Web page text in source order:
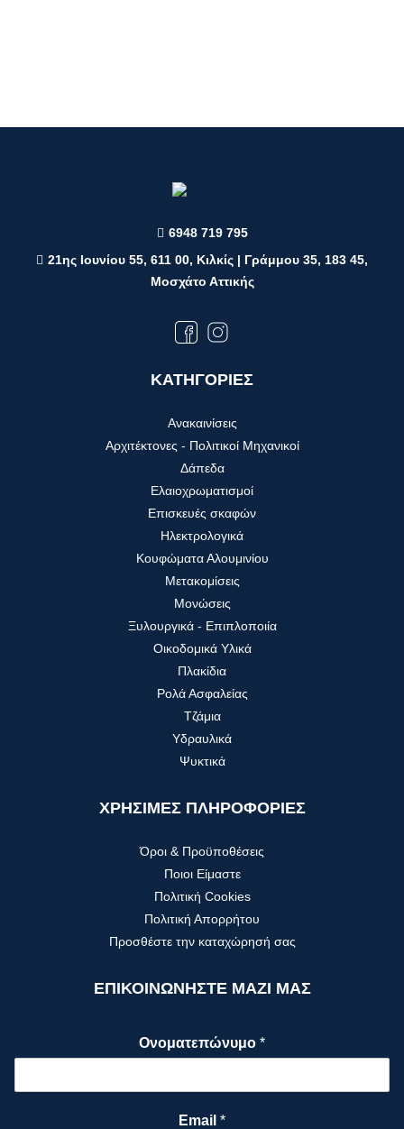
6948 719 795
21ης Ιουνίου 55, 611 00, Κιλκίς | Γράμμου 35, 183 45,
Μοσχάτο Αττικής
ΚΑΤΗΓΟΡΙΕΣ
Ανακαινίσεις
Αρχιτέκτονες - Πολιτικοί Μηχανικοί
Δάπεδα
Ελαιοχρωματισμοί
Επισκευές σκαφών
Ηλεκτρολογικά
Κουφώματα Αλουμινίου
Μετακομίσεις
Μονώσεις
Ξυλουργικά - Επιπλοποιία
Οικοδομικά Υλικά
Πλακίδια
Ρολά Ασφαλείας
Τζάμια
Υδραυλικά
Ψυκτικά
ΧΡΗΣΙΜΕΣ ΠΛΗΡΟΦΟΡΙΕΣ
Όροι & Προϋποθέσεις
Ποιοι Είμαστε
Πολιτική Cookies
Πολιτική Απορρήτου
Προσθέστε την καταχώρησή σας
ΕΠΙΚΟΙΝΩΝΗΣΤΕ ΜΑΖΙ ΜΑΣ
Ονοματεπώνυμο *
Email *